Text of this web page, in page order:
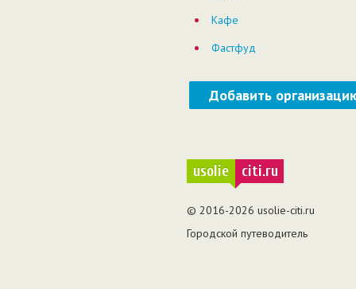
Кафе
Фастфуд
Добавить
usolie citi.ru
© 2016-2026 usolie-citi.ru
Городской путеводитель